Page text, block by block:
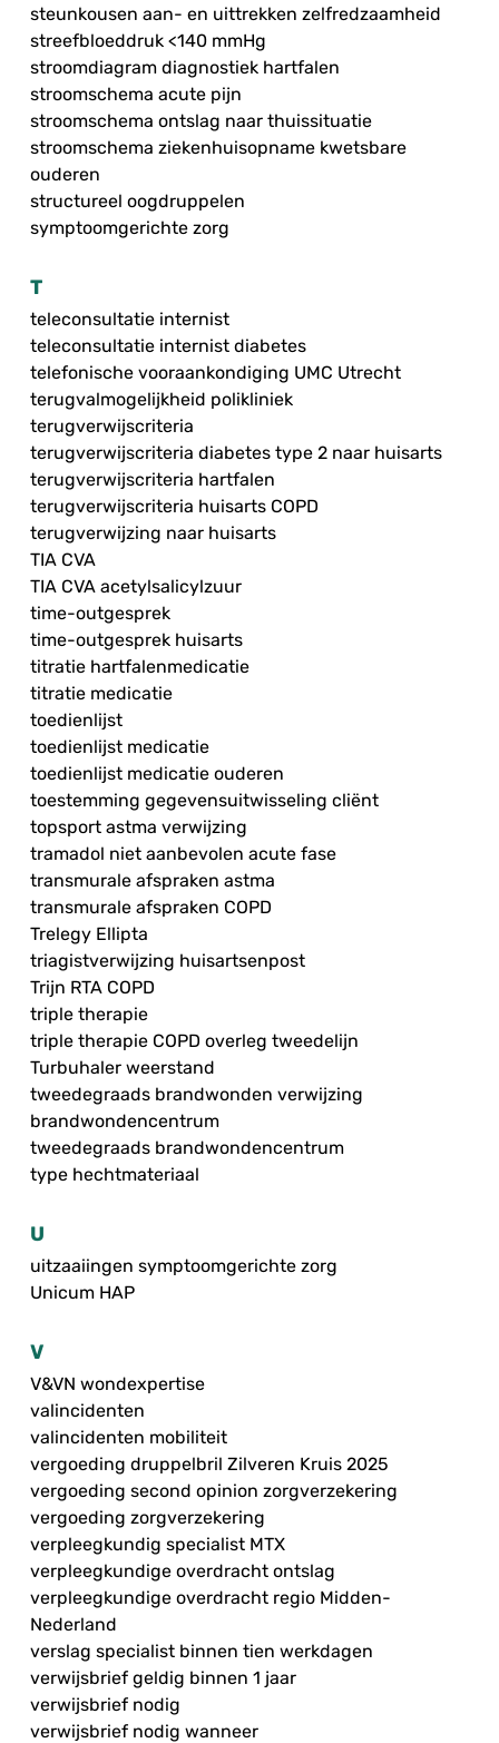
steunkousen aan- en uittrekken zelfredzaamheid
streefbloeddruk <140 mmHg
stroomdiagram diagnostiek hartfalen
stroomschema acute pijn
stroomschema ontslag naar thuissituatie
stroomschema ziekenhuisopname kwetsbare
ouderen
structureel oogdruppelen
symptoomgerichte zorg
T
teleconsultatie internist
teleconsultatie internist diabetes
telefonische vooraankondiging UMC Utrecht
terugvalmogelijkheid polikliniek
terugverwijscriteria
terugverwijscriteria diabetes type 2 naar huisarts
terugverwijscriteria hartfalen
terugverwijscriteria huisarts COPD
terugverwijzing naar huisarts
TIA CVA
TIA CVA acetylsalicylzuur
time-outgesprek
time-outgesprek huisarts
titratie hartfalenmedicatie
titratie medicatie
toedienlijst
toedienlijst medicatie
toedienlijst medicatie ouderen
toestemming gegevensuitwisseling cliënt
topsport astma verwijzing
tramadol niet aanbevolen acute fase
transmurale afspraken astma
transmurale afspraken COPD
Trelegy Ellipta
triagistverwijzing huisartsenpost
Trijn RTA COPD
triple therapie
triple therapie COPD overleg tweedelijn
Turbuhaler weerstand
tweedegraads brandwonden verwijzing
brandwondencentrum
tweedegraads brandwondencentrum
type hechtmateriaal
U
uitzaaiingen symptoomgerichte zorg
Unicum HAP
V
V&VN wondexpertise
valincidenten
valincidenten mobiliteit
vergoeding druppelbril Zilveren Kruis 2025
vergoeding second opinion zorgverzekering
vergoeding zorgverzekering
verpleegkundig specialist MTX
verpleegkundige overdracht ontslag
verpleegkundige overdracht regio Midden-
Nederland
verslag specialist binnen tien werkdagen
verwijsbrief geldig binnen 1 jaar
verwijsbrief nodig
verwijsbrief nodig wanneer